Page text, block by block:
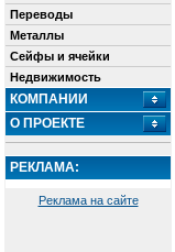
Переводы
Металлы
Сейфы и ячейки
Недвижимость
КОМПАНИИ
О ПРОЕКТЕ
РЕКЛАМА:
Реклама на сайте